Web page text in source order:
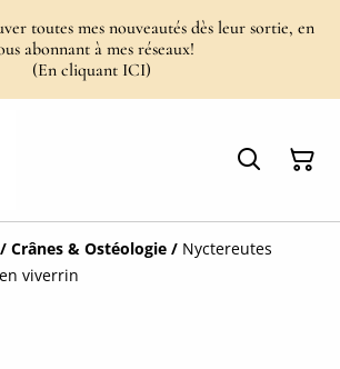
toutes mes nouveautés dès leur sortie, en
abonnant à mes réseaux!
(En cliquant ICI)
/ Crânes & Ostéologie / Nyctereutes
viverrin